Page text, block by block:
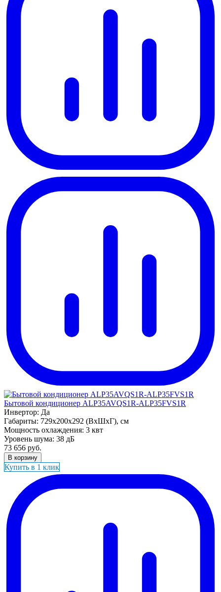
Бытовой кондиционер ALP35AVQS1R-ALP35FVS1R
Инвертор: Да
Габариты: 729x200x292 (ВхШхГ), см
Мощность охлаждения: 3 квт
Уровень шума: 38 дБ
73 656 руб.
В корзину
Купить в 1 клик